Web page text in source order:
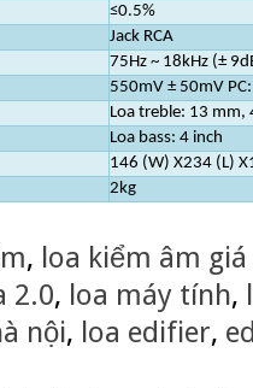
≤0.5%
Jack RCA
75Hz ~ 18kHz (±
550mV ± 50mV
Loa treble: 13 mm,
Loa bass: 4 inch
146 (W) X234 (L)
2kg
, loa kiểm âm
2.0, loa máy tính,
nội, loa edifier,